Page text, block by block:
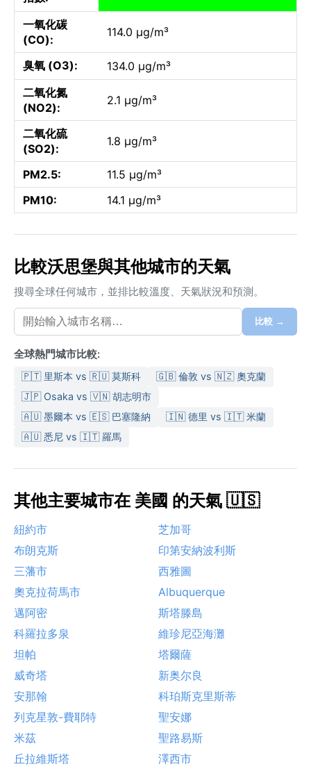
一氧化碳
(CO):
114.0 µg/m³
臭氧 (O3):
134.0 µg/m³
二氧化氮
(NO2):
2.1 µg/m³
二氧化硫
(SO2):
1.8 µg/m³
PM2.5:
11.5 µg/m³
PM10:
14.1 µg/m³
比較沃思堡與其他城市的天氣
搜尋全球任何城市，並排比較溫度、天氣狀況和預測。
比較 →
全球熱門城市比較:
🇵🇹 里斯本 vs 🇷🇺 莫斯科
🇬🇧 倫敦 vs 🇳🇿 奧克蘭
🇯🇵 Osaka vs 🇻🇳 胡志明市
🇦🇺 墨爾本 vs 🇪🇸 巴塞隆納
🇮🇳 德里 vs 🇮🇹 米蘭
🇦🇺 悉尼 vs 🇮🇹 羅馬
其他主要城市在 美國 的天氣 🇺🇸
紐約市
芝加哥
布朗克斯
印第安納波利斯
三藩市
西雅圖
奧克拉荷馬市
Albuquerque
邁阿密
斯塔滕島
科羅拉多泉
維珍尼亞海灘
坦帕
塔爾薩
威奇塔
新奥尔良
安那翰
科珀斯克里斯蒂
列克星敦-費耶特
聖安娜
米茲
聖路易斯
丘拉維斯塔
澤西市